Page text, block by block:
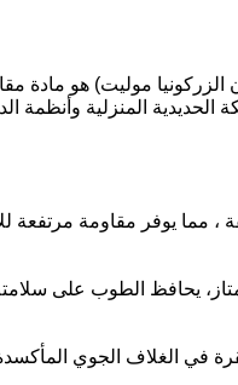
الزركونيا موليت) هو مادة
، مما يوفر مقاومة مرتفعة
يحافظ الطوب على
في الغلاف الجوي